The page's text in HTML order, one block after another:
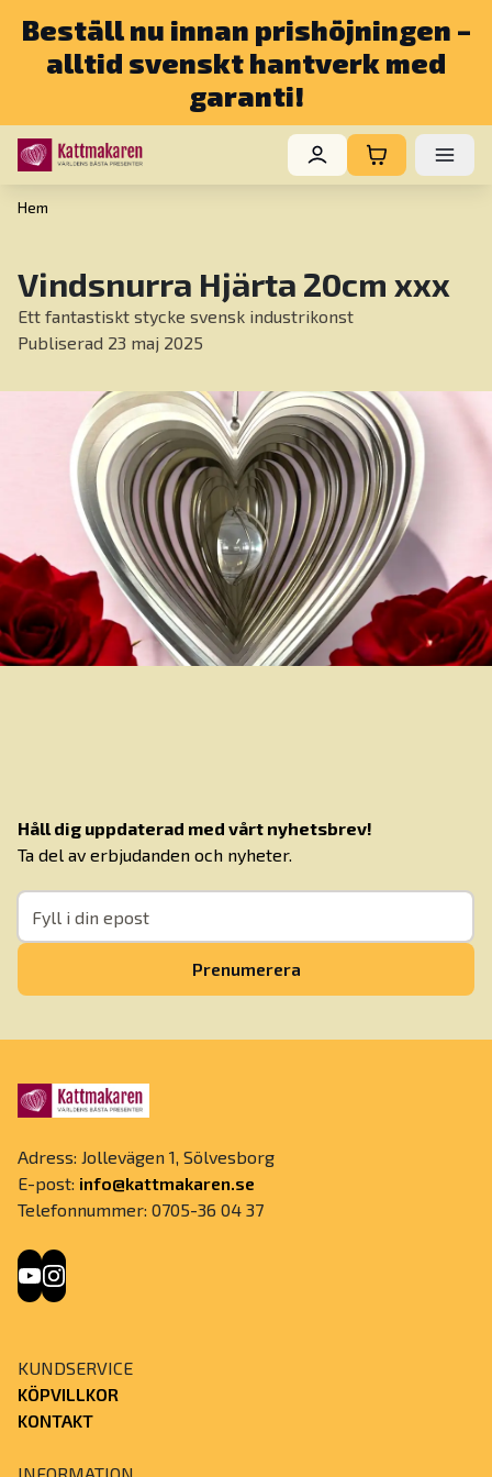
Beställ nu innan prishöjningen –
alltid svenskt hantverk med
garanti!
Hem
Vindsnurra Hjärta 20cm xxx
Ett fantastiskt stycke svensk industrikonst
Publiserad 23 maj 2025
Håll dig uppdaterad med vårt nyhetsbrev!
Ta del av erbjudanden och nyheter.
Prenumerera
Adress: Jollevägen 1, Sölvesborg
E-post: info@kattmakaren.se
Telefonnummer: 0705-36 04 37
KUNDSERVICE
KÖPVILLKOR
KONTAKT